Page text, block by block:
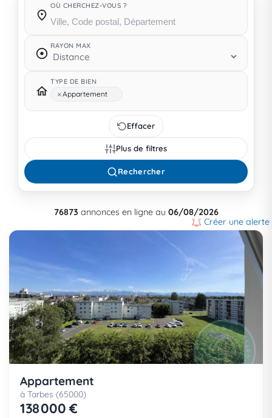
OÙ CHERCHEZ-VOUS ?
RAYON MAX
TYPE DE BIEN
×Appartement
Effacer
Plus de filtres
Rechercher
76873 annonces en ligne au 06/08/2026
Créer une alerte
Appartement
à Tarbes (65000)
138 000 €